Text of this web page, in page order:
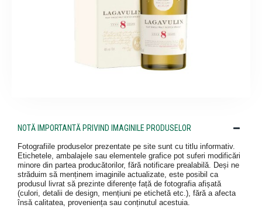
NOTĂ IMPORTANTĂ PRIVIND IMAGINILE PRODUSELOR
Fotografiile produselor prezentate pe site sunt cu titlu informativ.
Etichetele, ambalajele sau elementele grafice pot suferi modificări
minore din partea producătorilor, fără notificare prealabilă. Deși ne
străduim să menținem imaginile actualizate, este posibil ca
produsul livrat să prezinte diferențe față de fotografia afișată
(culori, detalii de design, mențiuni pe etichetă etc.), fără a afecta
însă calitatea, proveniența sau conținutul acestuia.